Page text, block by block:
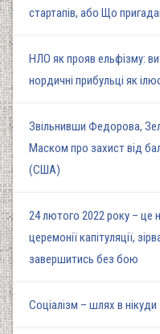
стартапів, або Що
НЛО як прояв ельфізму:
нордичні прибульці як
Звільнивши Федорова,
Маском про захист від
(США)
24 лютого 2022 року – це
церемонії капітуляції,
завершитись без бою
Соціалізм – шлях в нікуди